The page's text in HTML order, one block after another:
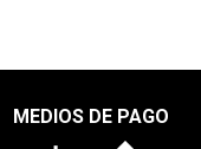
MEDIOS DE PAGO